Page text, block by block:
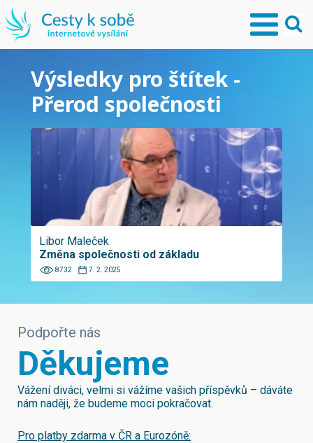
Výsledky pro štítek -
Přerod společnosti
Libor Maleček
Změna společnosti od základu
8732 7. 2. 2025
Podpořte nás
Děkujeme
Vážení diváci, velmi si vážíme vašich příspěvků – dáváte
nám naději, že budeme moci pokračovat.
Pro platby zdarma v ČR a Eurozóně: